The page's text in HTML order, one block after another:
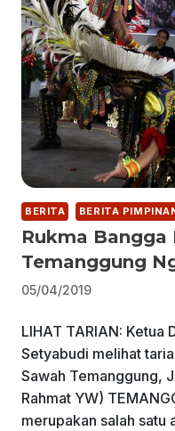
BERITA BERITA
Rukma Bangga
Temanggung
05/04/2019
LIHAT TARIAN: Ketua
Setyabudi melihat
Sawah Temanggung,
Rahmat YW)
merupakan salah satu